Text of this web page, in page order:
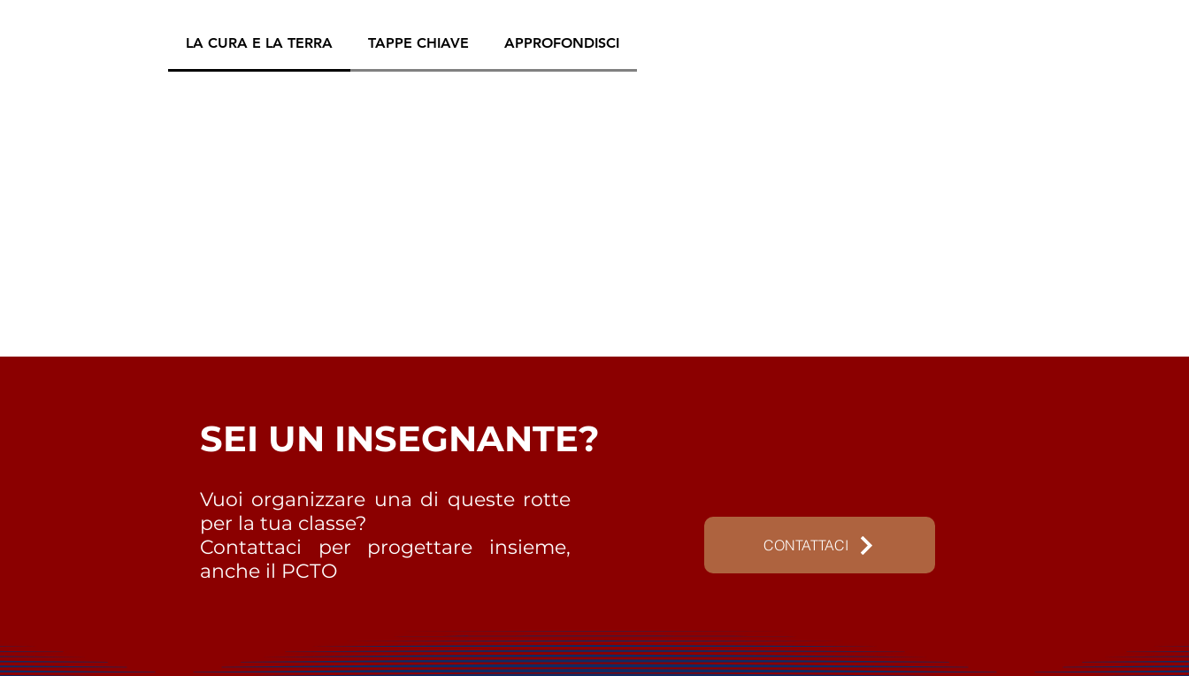
LA CURA E LA TERRA TAPPE CHIAVE APPROFONDISCI
SEI UN INSEGNANTE?
Vuoi organizzare una di queste rotte
per la tua classe?
Contattaci per progettare insieme,
anche il PCTO
CONTATTACI